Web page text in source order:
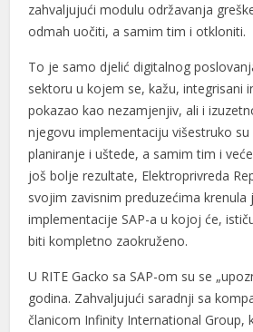
zahvaljujući modulu održavanja
odmah uočiti, a samim tim i otkloniti.
To je samo djelić digitalnog
sektoru u kojem se, kažu, integrisani
pokazao kao nezamjenjiv, ali i
njegovu implementaciju višestruko
planiranje i uštede, a samim tim i
još bolje rezultate, Elektroprivreda
svojim zavisnim preduzećima krenula
implementacije SAP-a u kojoj će,
biti kompletno zaokruženo.
U RITE Gacko sa SAP-om su se
godina. Zahvaljujući saradnji sa
članicom Infinity International Group,